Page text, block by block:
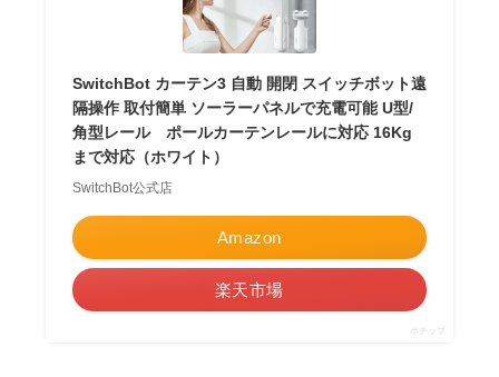
SwitchBot カーテン3 自動 開閉 スイッチボット遠
隔操作 取付簡単 ソーラーパネルで充電可能 U型/
角型レール ポールカーテンレールに対応 16Kg
まで対応（ホワイト）
SwitchBot公式店
Amazon
楽天市場
ポチップ